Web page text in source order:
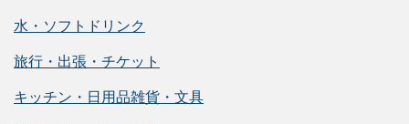
水・ソフトドリンク
旅行・出張・チケット
キッチン・日用品雑貨・文具